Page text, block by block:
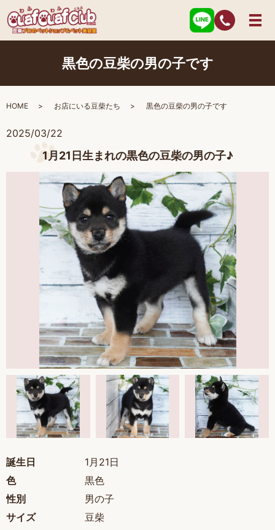
黒色の豆柴の男の子です
HOME お店にいる豆柴たち 黒色の豆柴の男の子です
2025/03/22
1月21日生まれの黒色の豆柴の男の子♪
誕生日
1月21日
色
黒色
性別
男の子
サイズ
豆柴